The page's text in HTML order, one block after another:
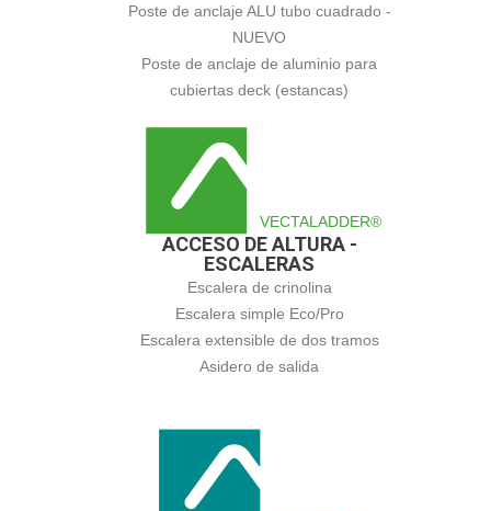
Poste de anclaje ALU tubo cuadrado -
NUEVO
Poste de anclaje de aluminio para
cubiertas deck (estancas)
VECTALADDER®
ACCESO DE ALTURA -
ESCALERAS
Escalera de crinolina
Escalera simple Eco/Pro
Escalera extensible de dos tramos
Asidero de salida